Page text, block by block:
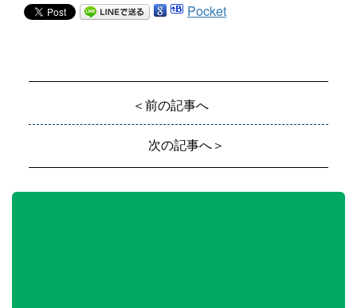
Pocket
＜前の記事へ
次の記事へ＞